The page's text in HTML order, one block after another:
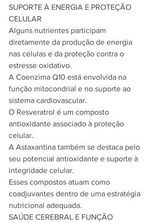
SUPORTE À ENERGIA E PROTEÇÃO
CELULAR
Alguns nutrientes participam
diretamente da produção de energia
nas células e da proteção contra o
estresse oxidativo.
A Coenzima Q10 está envolvida na
função mitocondrial e no suporte ao
sistema cardiovascular.
O Resveratrol é um composto
antioxidante associado à proteção
celular.
A Astaxantina também se destaca pelo
seu potencial antioxidante e suporte à
integridade celular.
Esses compostos atuam como
coadjuvantes dentro de uma estratégia
nutricional adequada.
SAÚDE CEREBRAL E FUNÇÃO